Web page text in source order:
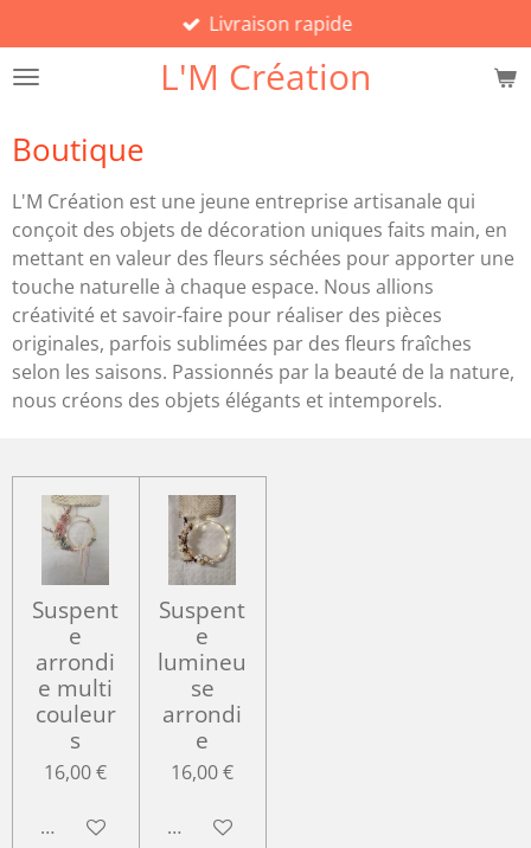
au
contenu
L'M Création
Livraison rapide
Boutique
L'M Création est une jeune entreprise artisanale qui
conçoit des objets de décoration uniques faits main, en
mettant en valeur des fleurs séchées pour apporter une
touche naturelle à chaque espace. Nous allions
créativité et savoir-faire pour réaliser des pièces
originales, parfois sublimées par des fleurs fraîches
selon les saisons. Passionnés par la beauté de la nature,
nous créons des objets élégants et intemporels.
Suspent
e
arrondi
e multi
couleur
s
16,00 €
Ajouter au panier
Suspent
e
lumineu
se
arrondi
e
16,00 €
Ajouter au panier